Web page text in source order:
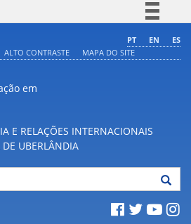
Comunica BR
PT EN
ES
ALTO CONTRASTE MAPA DO SITE
em
E RELAÇÕES INTERNACIONAIS
DE UBERLÂNDIA